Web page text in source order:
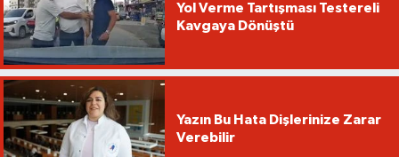
Yol Verme Tartışması Testereli
Kavgaya Dönüştü
Yazın Bu Hata Dişlerinize Zarar
Verebilir